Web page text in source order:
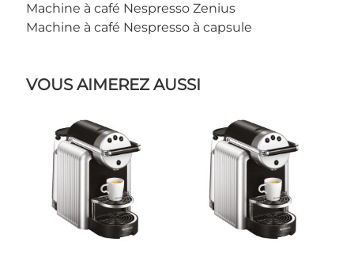
Machine à café Nespresso Zenius
Machine à café Nespresso à capsule
VOUS AIMEREZ AUSSI